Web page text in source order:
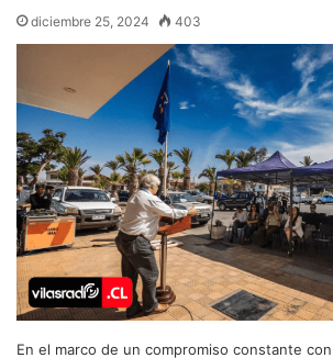
diciembre 25, 2024 403
En el marco de un compromiso constante